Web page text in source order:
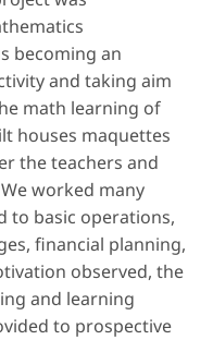
becoming an
and taking aim
math learning of
houses maquettes
the teachers and
worked many
to basic operations,
financial planning,
observed, the
and learning
to prospective